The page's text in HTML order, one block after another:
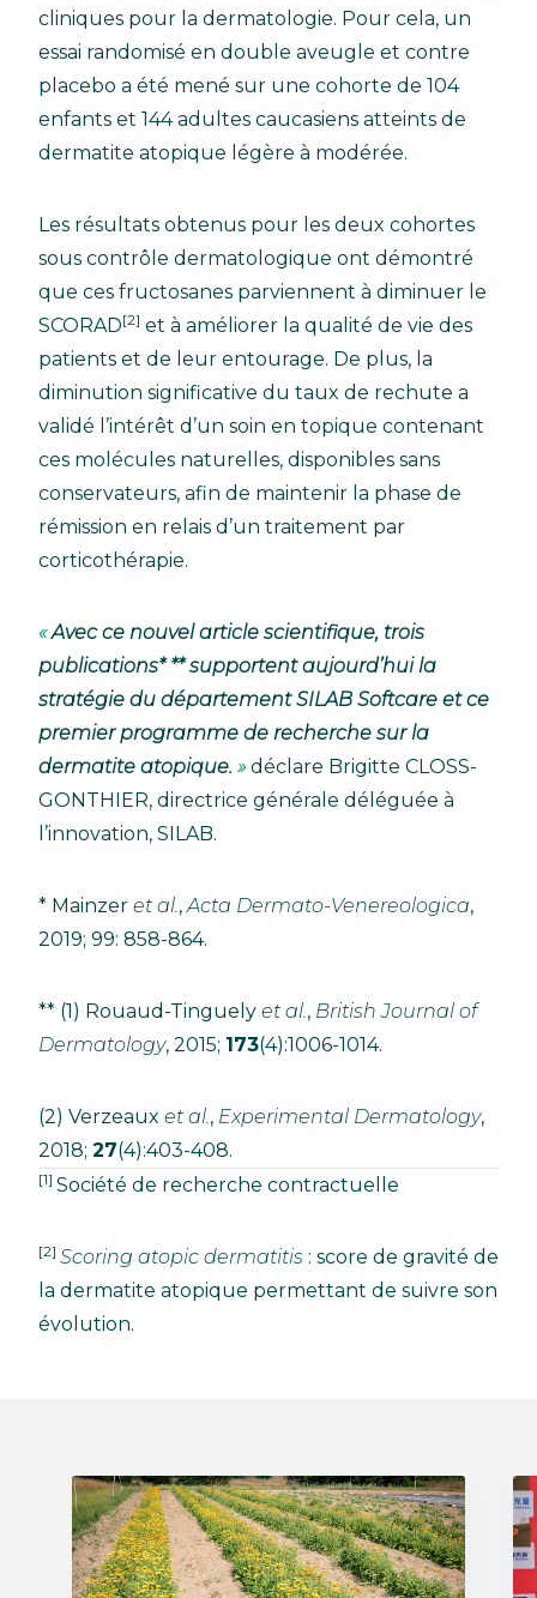
cliniques pour la dermatologie. Pour cela, un
essai randomisé en double aveugle et contre
placebo a été mené sur une cohorte de 104
enfants et 144 adultes caucasiens atteints de
dermatite atopique légère à modérée.
Les résultats obtenus pour les deux cohortes
sous contrôle dermatologique ont démontré
que ces fructosanes parviennent à diminuer le
SCORAD[2] et à améliorer la qualité de vie des
patients et de leur entourage. De plus, la
diminution significative du taux de rechute a
validé l’intérêt d’un soin en topique contenant
ces molécules naturelles, disponibles sans
conservateurs, afin de maintenir la phase de
rémission en relais d’un traitement par
corticothérapie.
Avec ce nouvel article scientifique, trois
publications* ** supportent aujourd’hui la
stratégie du département SILAB Softcare et ce
premier programme de recherche sur la
dermatite atopique.
déclare Brigitte CLOSS-
GONTHIER, directrice générale déléguée à
l’innovation, SILAB.
* Mainzer et al. , Acta Dermato-Venereologica,
2019; 99: 858-864.
** (1) Rouaud-Tinguely et al. , British Journal of
Dermatology, 2015; 173(4):1006-1014.
(2) Verzeaux et al. , Experimental Dermatology,
2018; 27(4):403-408.
[1] Société de recherche contractuelle
[2] Scoring atopic dermatitis : score de gravité de
la dermatite atopique permettant de suivre son
évolution.